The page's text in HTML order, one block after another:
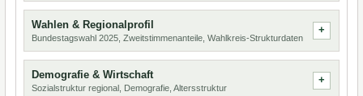
Wahlen & Regionalprofil
Bundestagswahl 2025, Zweitstimmenanteile, Wahlkreis-Strukturdaten
Demografie & Wirtschaft
Sozialstruktur regional, Demografie, Altersstruktur